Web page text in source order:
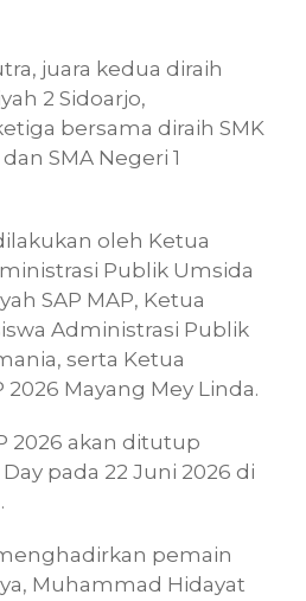
juara kedua diraih
2 Sidoarjo,
bersama diraih SMK
SMA Negeri 1
oleh Ketua
Publik Umsida
SAP MAP, Ketua
Administrasi Publik
serta Ketua
2026 Mayang Mey Linda.
2026 akan ditutup
pada 22 Juni 2026 di
pemain
Muhammad Hidayat